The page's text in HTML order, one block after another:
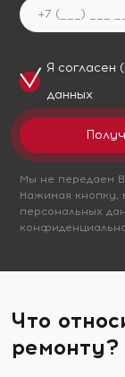
Я согласен
данных
Мы не передаем
Нажимая кнопку,
персональных
Что
ремонту?